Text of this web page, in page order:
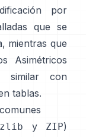
por
que se
mientras que
Asimétricos
similar con
tablas.
zlib y ZIP)